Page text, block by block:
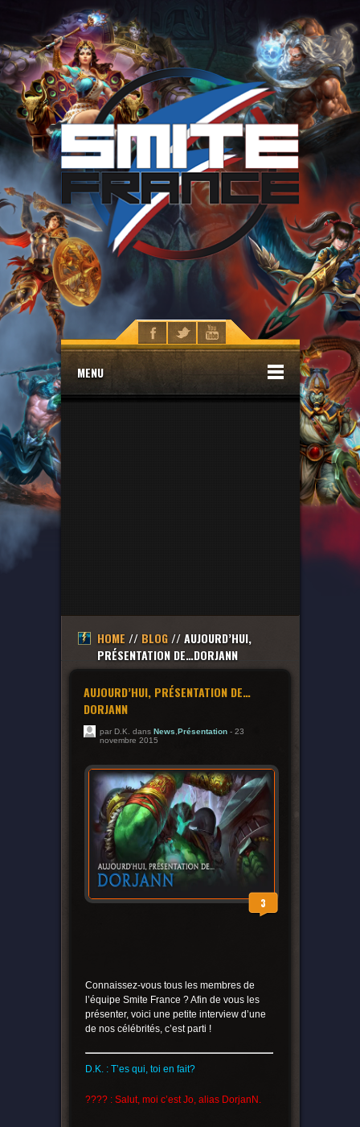
MENU
HOME // BLOG// AUJOURD’HUI,
PRÉSENTATION DE…DORJANN
AUJOURD’HUI, PRÉSENTATION DE…
DORJANN
par D.K. dans News, Présentation- 23
novembre 2015
3
Connaissez-vous tous les membres de
l’équipe Smite France ? Afin de vous les
présenter, voici une petite interview d’une
de nos célébrités, c’est parti !
D.K. : T’es qui, toi en fait?
???? : Salut, moi c’est Jo, alias DorjanN.